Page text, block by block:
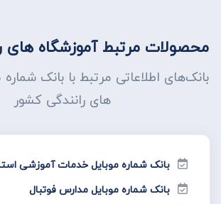
محصولات مرتبط آموزشگاه های
بانک‌های اطلاعاتی مرتبط با بانک شماره
های رانندگی کشور
بانک شماره موبایل خدمات آموزشی
بانک شماره موبایل مدارس فوتبال